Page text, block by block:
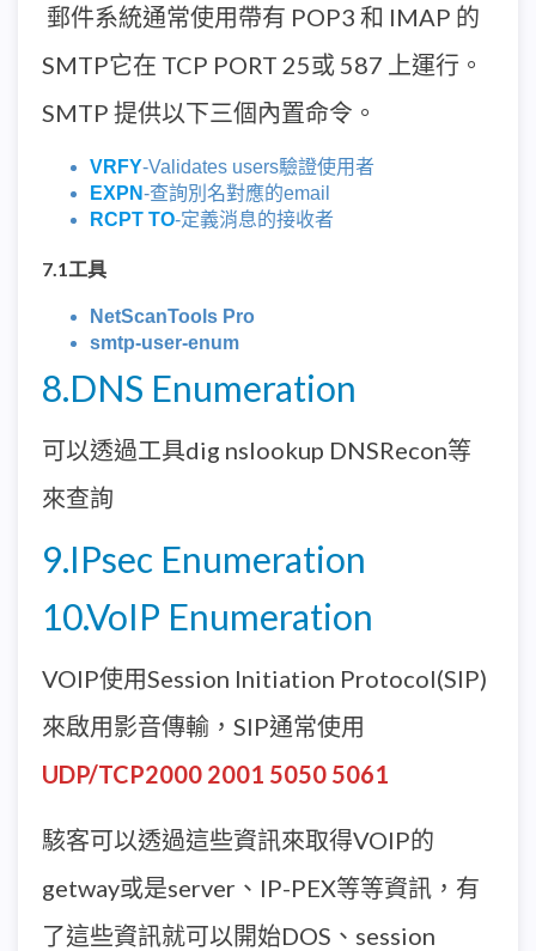
郵件系統通常使用帶有 POP3 和 IMAP 的
SMTP它在 TCP PORT 25或 587 上運行。
SMTP 提供以下三個內置命令。
VRFY-Validates users驗證使用者
EXPN-查詢別名對應的email
RCPT TO-定義消息的接收者
7.1工具
NetScanTools Pro
smtp-user-enum
8.DNS Enumeration
可以透過工具dig nslookup DNSRecon等
來查詢
9.IPsec Enumeration
10.VoIP Enumeration
VOIP使用Session Initiation Protocol(SIP)
來啟用影音傳輸，SIP通常使用
UDP/TCP2000 2001 5050 5061
駭客可以透過這些資訊來取得VOIP的
getway或是server、IP-PEX等等資訊，有
了這些資訊就可以開始DOS、session